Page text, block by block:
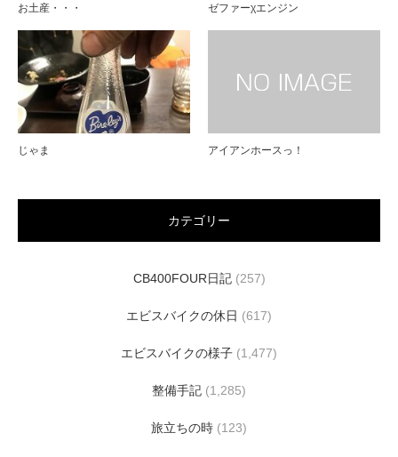
お土産・・・ ゼファーχエンジン
じゃま アイアンホースっ！
カテゴリー
CB400FOUR日記(257)
エビスバイクの休日 (617)
エビスバイクの様子 (1,477)
整備手記 (1,285)
旅立ちの時 (123)